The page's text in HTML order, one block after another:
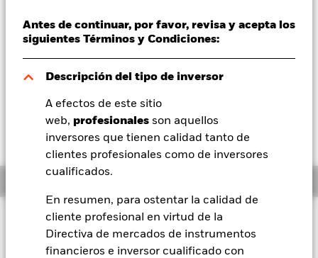
Antes de continuar, por favor, revisa y acepta los
siguientes Términos y Condiciones:
Descripción del tipo de inversor
A efectos de este sitio
web, profesionales son aquellos
inversores que tienen calidad tanto de
clientes profesionales como de inversores
cualificados.
En resumen, para ostentar la calidad de
cliente profesional en virtud de la
Directiva de mercados de instrumentos
financieros e inversor cualificado con
Profesionales
España
Change location
BlackRock
iShares
Nuestra compañía
USD 10,05
Variación del valor liquidativo a 11 nov 2024
USD 0,00 (0,00%)
INFORMACIÓN IMPORTANTE: Capital en Riesgo.
de las inversiones y los ingresos derivados de ellas pueden